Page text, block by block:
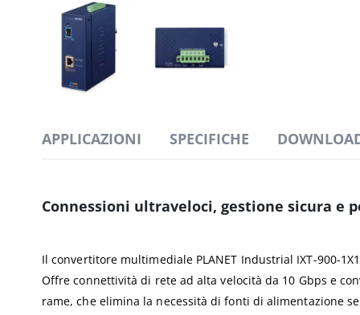
APPLICAZIONI SPECIFICHE
Connessioni ultraveloci, gestione sicura e
Il convertitore multimediale PLANET Industrial IXT-900-
Offre connettività di rete ad alta velocità da 10 Gbps e
rame, che elimina la necessità di fonti di alimentazione